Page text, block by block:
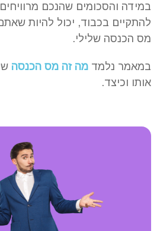
במידה והסכומים שהנכם
להתקיים בכבוד, יכול להיות
מס הכנסה שלילי.
במאמר נלמד מה זה מס הכנסה
אותו וכיצד.